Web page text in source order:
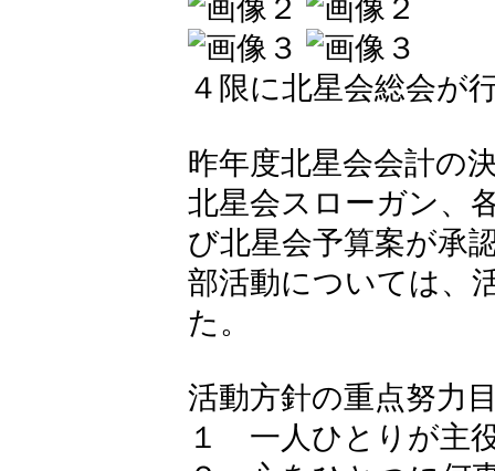
４限に北星会総会が
昨年度北星会会計の
北星会スローガン、
び北星会予算案が承
部活動については、
た。
活動方針の重点努力
１ 一人ひとりが主